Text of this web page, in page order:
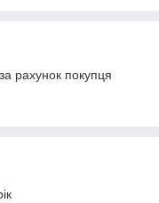
рахунок покупця